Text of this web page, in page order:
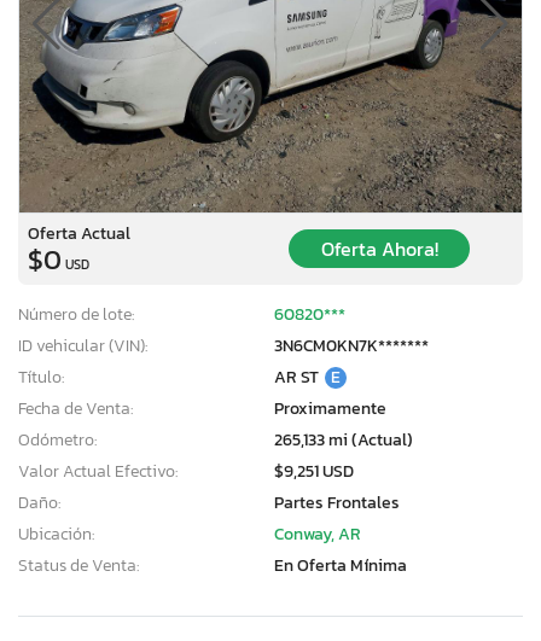
Oferta Actual
$0 USD
Oferta Ahora!
Número de lote:
60820***
ID vehicular (VIN):
3N6CM0KN7K*******
Título:
AR ST E
Fecha de Venta:
Proximamente
Odómetro:
265,133 mi (Actual)
Valor Actual Efectivo:
$9,251 USD
Daño:
Partes Frontales
Ubicación:
Conway, AR
Status de Venta:
En Oferta Mínima